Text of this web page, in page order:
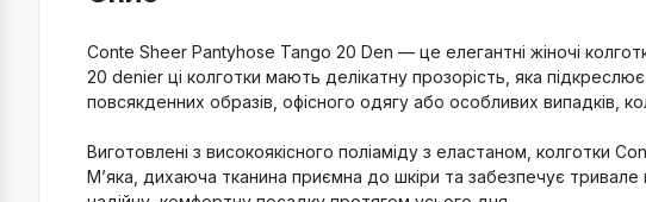
Conte Sheer Pantyhose Tango 20 Den — це елегантні жіночі
20 denier ці колготки мають делікатну прозорість, яка
повсякденних образів, офісного одягу або особливих випадків,
Виготовлені з високоякісного поліаміду з еластаном, колготки
М’яка, дихаюча тканина приємна до шкіри та забезпечує тривале